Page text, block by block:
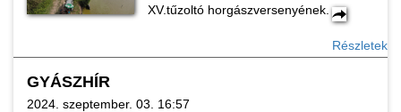
XV.tűzoltó horgászversenyének.
Részletek
GYÁSZHÍR
2024. szeptember. 03. 16:57